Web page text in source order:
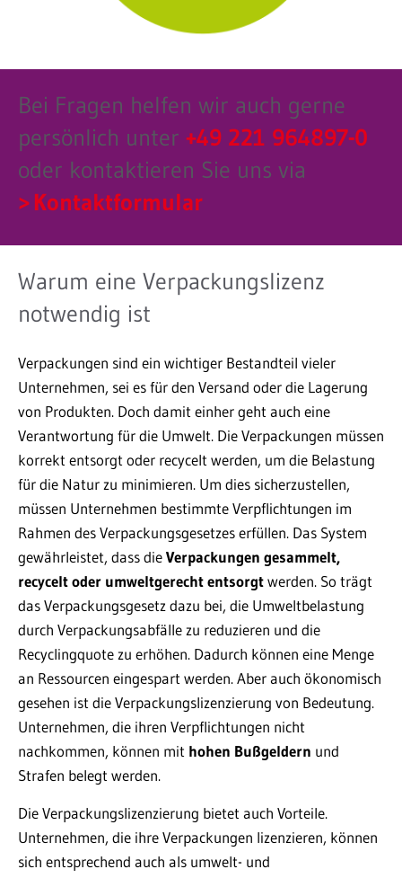
Bei Fragen helfen wir auch gerne
persönlich unter +49 221 964897-0
oder kontaktieren Sie uns via
Kontaktformular
Warum eine Verpackungslizenz
notwendig ist
Verpackungen sind ein wichtiger Bestandteil vieler
Unternehmen, sei es für den Versand oder die Lagerung
von Produkten. Doch damit einher geht auch eine
Verantwortung für die Umwelt. Die Verpackungen müssen
korrekt entsorgt oder recycelt werden, um die Belastung
für die Natur zu minimieren. Um dies sicherzustellen,
müssen Unternehmen bestimmte Verpflichtungen im
Rahmen des Verpackungsgesetzes erfüllen. Das System
gewährleistet, dass dieVerpackungen gesammelt,
recycelt oder umweltgerecht entsorgtwerden. So trägt
das Verpackungsgesetz dazu bei, die Umweltbelastung
durch Verpackungsabfälle zu reduzieren und die
Recyclingquote zu erhöhen. Dadurch können eine Menge
an Ressourcen eingespart werden. Aber auch ökonomisch
gesehen ist die Verpackungslizenzierung von Bedeutung.
Unternehmen, die ihren Verpflichtungen nicht
nachkommen, können mit hohen Bußgeldern und
Strafen belegt werden.
Die Verpackungslizenzierung bietet auch Vorteile.
Unternehmen, die ihre Verpackungen lizenzieren, können
sich entsprechend auch als umwelt- und